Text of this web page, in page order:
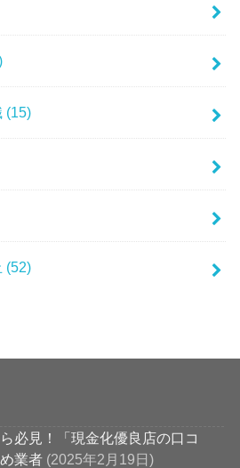
(15)
(52)
必見！「現金化優良店の口コ
業者 (2025年2月19日)